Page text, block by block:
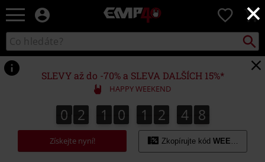
×
EMP
Hudba,
filmy
&
seriály,
Merch
pro
hráče,
Alternativní
móda
0
Katalog
vyhledávání
SLEVY až do -70% a SLEVA DALŠÍCH 15%*
HAPPY WEEKEND
0
0 2
2 1
1 0
0 1
1 2
2 4
5
4 6
7
6
8
7
Získejte nyní! Zkopírujte kód WEEKEND